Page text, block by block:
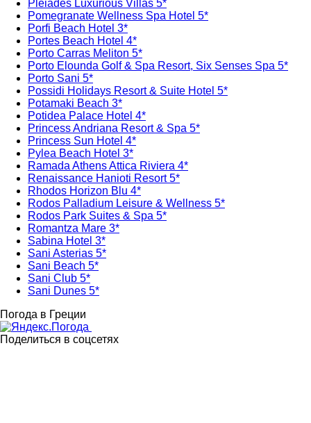
Pleiades Luxurious Villas 5*
Pomegranate Wellness Spa Hotel 5*
Porfi Beach Hotel 3*
Portes Beach Hotel 4*
Porto Carras Meliton 5*
Porto Elounda Golf & Spa Resort, Six Senses Spa 5*
Porto Sani 5*
Possidi Holidays Resort & Suite Hotel 5*
Potamaki Beach 3*
Potidea Palace Hotel 4*
Princess Andriana Resort & Spa 5*
Princess Sun Hotel 4*
Pylea Beach Hotel 3*
Ramada Athens Attica Riviera 4*
Renaissance Hanioti Resort 5*
Rhodos Horizon Blu 4*
Rodos Palladium Leisure & Wellness 5*
Rodos Park Suites & Spa 5*
Romantza Mare 3*
Sabina Hotel 3*
Sani Asterias 5*
Sani Beach 5*
Sani Club 5*
Sani Dunes 5*
Погода в Греции
Поделиться в соцсетях